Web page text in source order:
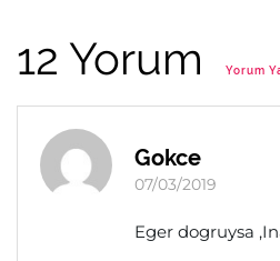
12 Yorum Yorum
Gokce
07/03/2019
Eger dogruysa